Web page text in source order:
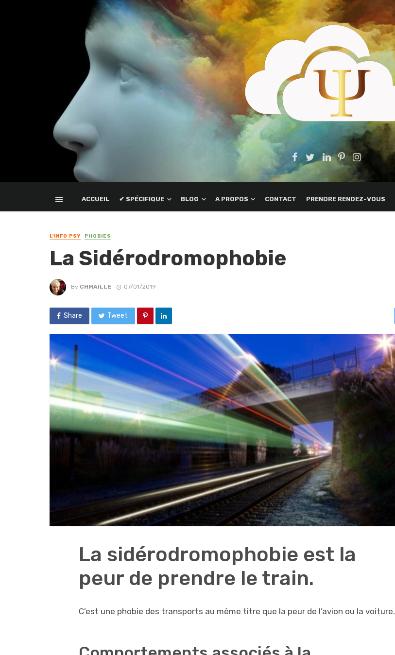
ACCUEIL ✔ SPÉCIFIQUE BLOG A PROPOS CONTACT PRENDRE RENDEZ-VOUS
L'INFO PSY PHOBIES
La Sidérodromophobie
By CHMAILLE 07/01/2019
Share Tweet
La sidérodromophobie est la
peur de prendre le train.
C’est une phobie des transports au même titre que la peur de l’avion ou la voiture.